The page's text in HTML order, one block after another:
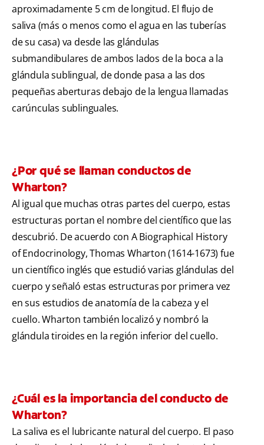
aproximadamente 5 cm de longitud. El flujo de
saliva (más o menos como el agua en las tuberías
de su casa) va desde las glándulas
submandibulares de ambos lados de la boca a la
glándula sublingual, de donde pasa a las dos
pequeñas aberturas debajo de la lengua llamadas
carúnculas sublinguales.
¿Por qué se llaman conductos de
Wharton?
Al igual que muchas otras partes del cuerpo, estas
estructuras portan el nombre del científico que las
descubrió. De acuerdo con A Biographical History
of Endocrinology, Thomas Wharton (1614-1673) fue
un científico inglés que estudió varias glándulas del
cuerpo y señaló estas estructuras por primera vez
en sus estudios de anatomía de la cabeza y el
cuello. Wharton también localizó y nombró la
glándula tiroides en la región inferior del cuello.
¿Cuál es la importancia del conducto de
Wharton?
La saliva es el lubricante natural del cuerpo. El paso